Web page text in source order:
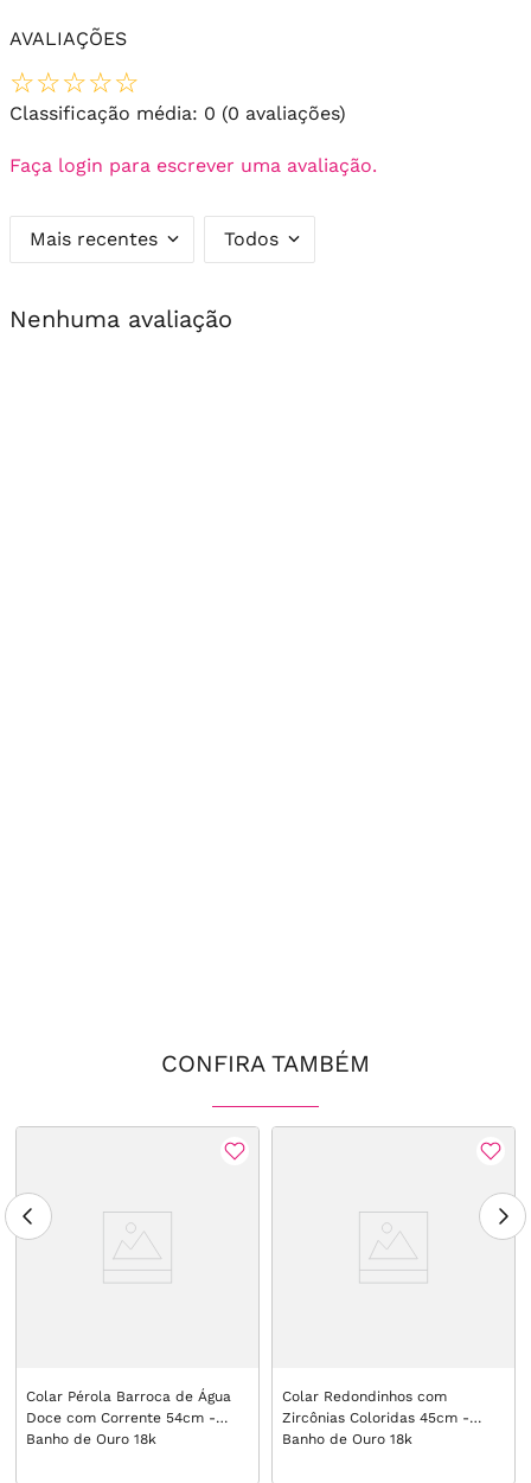
AVALIAÇÕES
☆☆☆☆☆
Classificação média: 0 (0 avaliações)
Faça login para escrever uma avaliação.
Mais recentes Todos
Nenhuma avaliação
CONFIRA TAMBÉM
Colar Pérola Barroca de Água
Doce com Corrente 54cm -
Banho de Ouro 18k
Colar Redondinhos com
Zircônias Coloridas 45cm -
Banho de Ouro 18k